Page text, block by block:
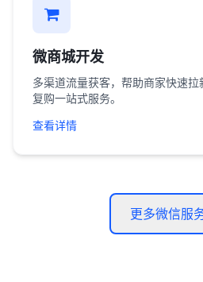
微商城开发
多渠道流量获客，帮助商家快速拉
复购一站式服务。
查看详情
更多微信服